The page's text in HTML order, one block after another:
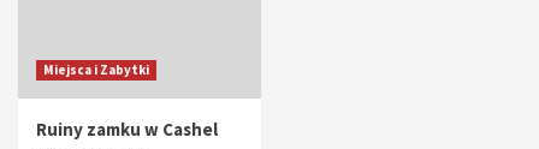
Miejsca i Zabytki
Ruiny zamku w Cashel